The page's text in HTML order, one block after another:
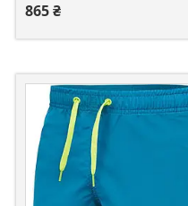
865 ₴